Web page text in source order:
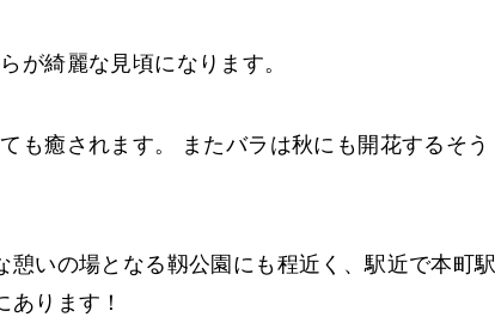
が綺麗な見頃になります。
も癒されます。 またバラは秋にも開花するそう
いの場となる靱公園にも程近く、駅近で本町駅
ります！